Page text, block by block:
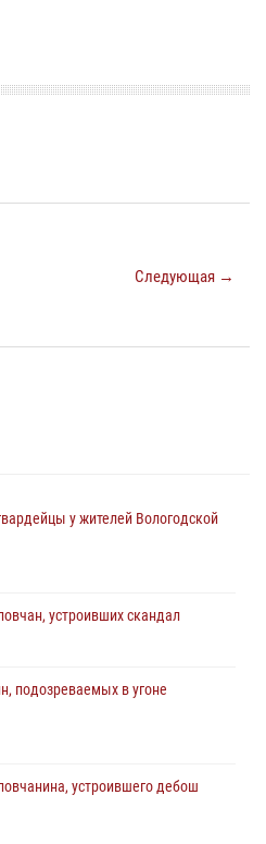
Следующая →
у жителей Вологодской
устроивших скандал
подозреваемых в угоне
устроившего дебош